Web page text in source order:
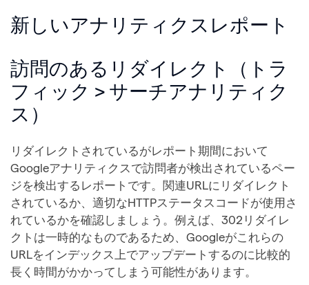
新しいアナリティクスレポート
訪問のあるリダイレクト（トラ
フィック > サーチアナリティク
ス）
リダイレクトされているがレポート期間において
Googleアナリティクスで訪問者が検出されているペー
ジを検出するレポートです。関連URLにリダイレクト
されているか、適切なHTTPステータスコードが使用さ
れているかを確認しましょう。例えば、302リダイレ
クトは一時的なものであるため、Googleがこれらの
URLをインデックス上でアップデートするのに比較的
長く時間がかかってしまう可能性があります。